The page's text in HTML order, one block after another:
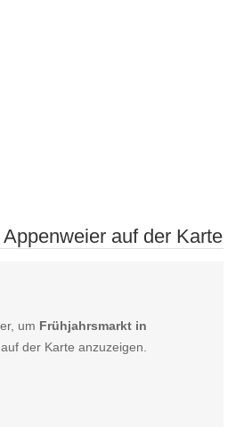
auf der Karte
um Frühjahrsmarkt in
der Karte anzuzeigen.